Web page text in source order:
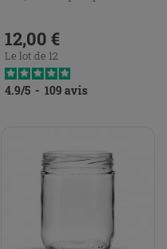
Prix
12,00 €
Le lot de 12
4.9/5 - 109 avis